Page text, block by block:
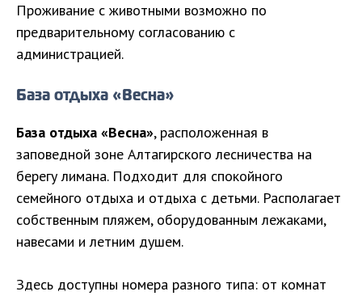
Проживание с животными возможно по
предварительному согласованию с
администрацией.
База отдыха «Весна»
База отдыха «Весна», расположенная в
заповедной зоне Алтагирского лесничества на
берегу лимана. Подходит для спокойного
семейного отдыха и отдыха с детьми. Располагает
собственным пляжем, оборудованным лежаками,
навесами и летним душем.
Здесь доступны номера разного типа: от комнат